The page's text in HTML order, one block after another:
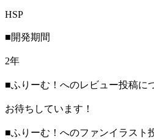
HSP
■開発期間
2年
■ふりーむ！へのレビュー投稿に
お待ちしています！
■ふりーむ！へのファンイラスト